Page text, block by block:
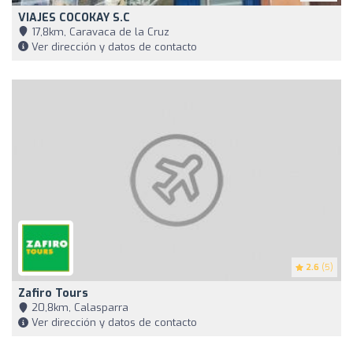
VIAJES COCOKAY S.C
17,8km, Caravaca de la Cruz
Ver dirección y datos de contacto
2.6 (5)
Zafiro Tours
20,8km, Calasparra
Ver dirección y datos de contacto